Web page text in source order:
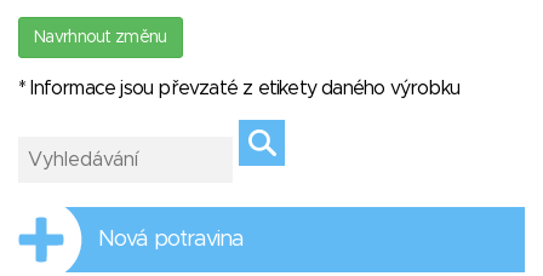
Navrhnout změnu
* Informace jsou převzaté z etikety daného výrobku
Nová potravina